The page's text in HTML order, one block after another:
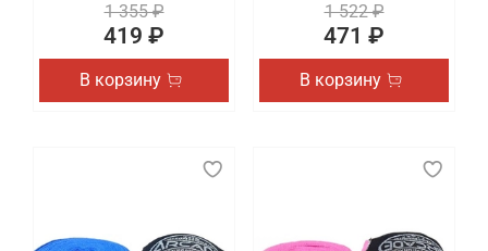
1 355 ₽
419 ₽
В корзину
1 522 ₽
471 ₽
В корзину